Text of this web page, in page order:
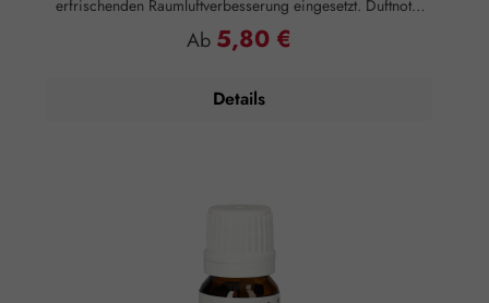
erfrischenden Raumluftverbesserung eingesetzt. Duftnote:
Aromapflege der Haut Anwendungsempfehlung: MaximalRegulärer Preis:
Ab 5,80 €
Details